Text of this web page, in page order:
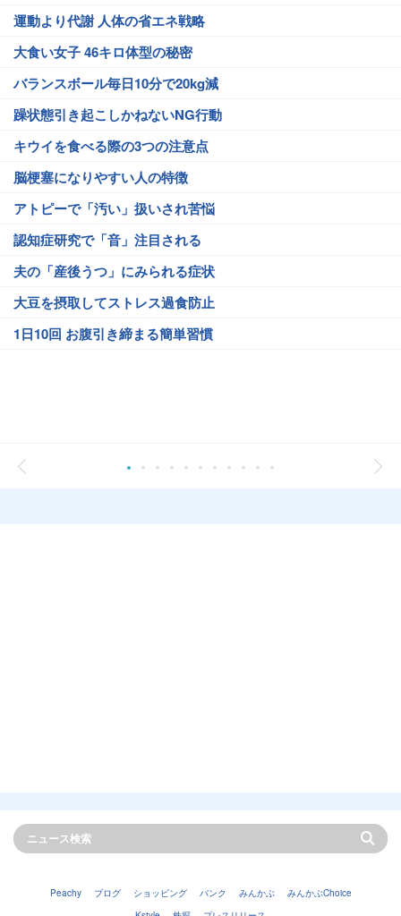
運動より代謝 人体の省エネ戦略
大食い女子 46キロ体型の秘密
バランスボール毎日10分で20kg減
躁状態引き起こしかねないNG行動
キウイを食べる際の3つの注意点
脳梗塞になりやすい人の特徴
アトピーで「汚い」扱いされ苦悩
認知症研究で「音」注目される
夫の「産後うつ」にみられる症状
大豆を摂取してストレス過食防止
1日10回 お腹引き締まる簡単習慣
Peachy ブログ ショッピング バンク みんかぶ
みんかぶChoice